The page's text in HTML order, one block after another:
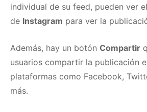
individual de su feed, pueden ver
de Instagram para ver la
Además, hay un botón Compartir
usuarios compartir la publicación
plataformas como Facebook,
más.